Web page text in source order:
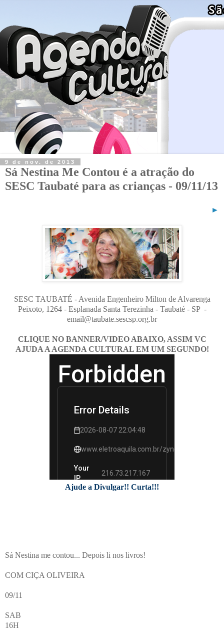
9 de nov. de 2013
Sá Nestina Me Contou é a atração do
SESC Taubaté para as crianças - 09/11/13
►
SESC TAUBATÉ - Avenida Engenheiro Milton de Alvarenga
Peixoto, 1264 - Esplanada Santa Terezinha - Taubaté - SP -
email@taubate.sescsp.org.br
CLIQUE NO BANNER/VIDEO ABAIXO, ASSIM VC
AJUDA A AGENDA CULTURAL EM UM SEGUNDO!
Ajude a Divulgar!! Curta!!!
Sá Nestina me contou... Depois li nos livros!
COM CIÇA OLIVEIRA
09/11
SAB
16H